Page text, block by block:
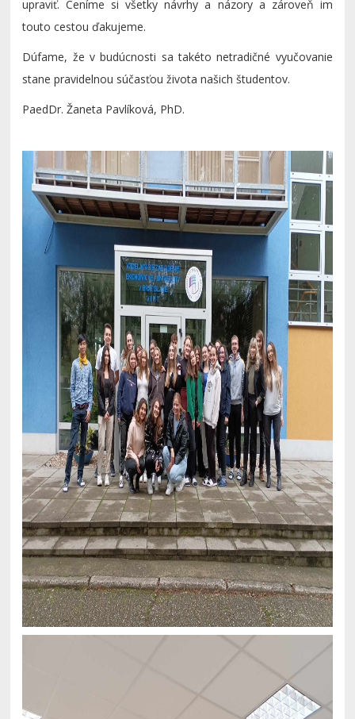
upraviť. Ceníme si všetky návrhy a názory a zároveň im
touto cestou ďakujeme.
Dúfame, že v budúcnosti sa takéto netradičné vyučovanie
stane pravidelnou súčasťou života našich študentov.
PaedDr. Žaneta Pavlíková, PhD.